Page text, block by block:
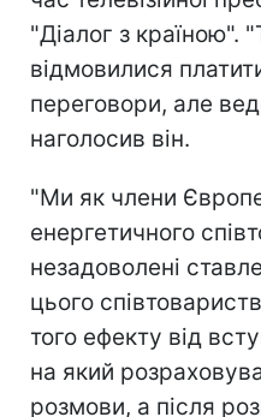
"Діалог з країною".
відмовилися
переговори, але
наголосив він.
"Ми як члени
енергетичного
незадоволені
цього
того ефекту від
на який
розмови, а після